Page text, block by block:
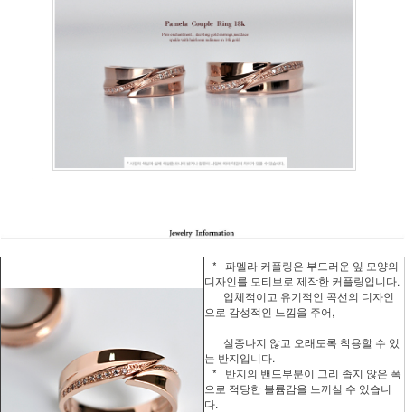
* 파멜라 커플링은 부드러운 잎 모양의
디자인를 모티브로 제작한 커플링입니다.
입체적이고 유기적인 곡선의 디자인
으로 감성적인 느낌을 주어,
실증나지 않고 오래도록 착용할 수 있
는 반지입니다.
* 반지의 밴드부분이 그리 좁지 않은 폭
으로 적당한 볼륨감을 느끼실 수 있습니
다.